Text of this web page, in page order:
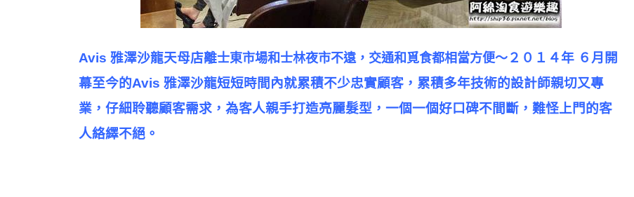
Avis 雅澤沙龍天母店離士東市場和 士林夜市不遠，交通和覓食都相當方便～ ２０１４年 ６月開
幕至今的Avis 雅澤沙龍短短時間內就累積不少忠實顧客，累積多年技術的設計師親切又專
業，仔細聆聽顧客需求，為客人親手打造亮麗髮型，一個一個好口碑不間斷，難怪上門的客
人絡繹不絕。